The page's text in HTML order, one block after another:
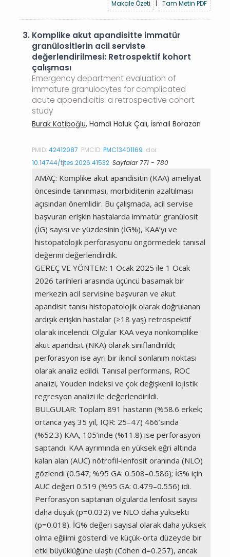
Makale Özeti | Tam Metin PDF
3. Komplike akut apandisitte immatür
granülositlerin acil serviste
değerlendirilmesi: Retrospektif kohort
çalışması
Emergency department evaluation of
immature granulocytes for complicated
acute appendicitis: a retrospective cohort
study
Burak Katipoğlu, Hamdi Haluk Çalı, İsmail Borazan
PMID:42412087 PMCID:PMC13401169 doi:
10.14744/tjtes.2026.41532 Sayfalar 771 - 780
AMAÇ: Komplike akut apandisitin (KAA) ameliyat
öncesinde tanınması, morbiditenin azaltılması
açısından önemlidir. Bu çalışmada, acil servise
başvuran erişkin hastalarda immatür granülosit
(İG) sayısı ve yüzdesinin (İG%), KAA’yı ve
histopatolojik perforasyonu öngörmedeki tanısal
değerini değerlendirdik.
GEREÇ VE YÖNTEM: 1 Ocak 2025 ile 1 Ocak
2026 tarihleri arasında üçüncü basamak bir
merkezin acil servisine başvuran ve akut
apandisit tanısı histopatolojik olarak doğrulanan
ardışık erişkin hastalar (≥18 yaş) retrospektif
olarak incelendi. Olgular KAA veya nonkomplike
akut apandisit (NKA) olarak sınıflandırıldı;
perforasyon ise ayrı bir ikincil sonlanım noktası
olarak analiz edildi. Tanısal performans, ROC
analizi, Youden indeksi ve çok değişkenli lojistik
regresyon analizi ile değerlendirildi.
BULGULAR: Toplam 891 hastanın (%58.6 erkek;
ortanca yaş 35 yıl, IQR: 25–47) 466’sında
(%52.3) KAA, 105’inde (%11.8) ise perforasyon
saptandı. KAA ayrımında en yüksek eğri altında
kalan alan (AUC) nötrofil-lenfosit oranında (NLO)
gözlendi (0.547; %95 GA: 0.508–0.586); İG% için
AUC değeri 0.519 (%95 GA: 0.479–0.556) idi.
Perforasyon saptanan olgularda lenfosit sayısı
daha düşük (p=0.032) ve NLO daha yüksekti
(p=0.018). İG% değeri sayısal olarak daha yüksek
olma eğilimi gösterdi ve küçük-orta düzeyde bir
etki büyüklüğüne ulaştı (Cohen d=0.257), ancak